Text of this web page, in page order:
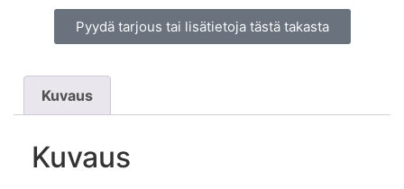
Pyydä tarjous tai lisätietoja tästä takasta
Kuvaus
Kuvaus